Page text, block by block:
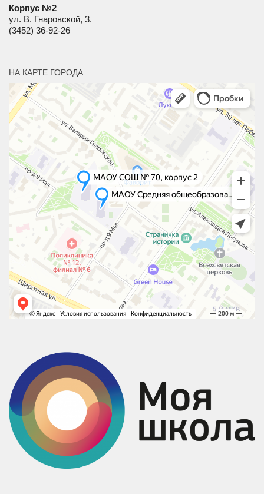
Корпус №2
ул. В. Гнаровской, 3.
(3452) 36-92-26
НА КАРТЕ ГОРОДА